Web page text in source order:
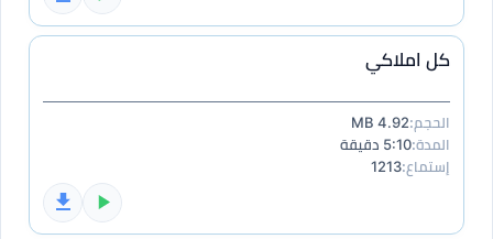
كل املاكي
الحجم:4.92 MB
المدة:5:10 دقيقة
إستماع:1213